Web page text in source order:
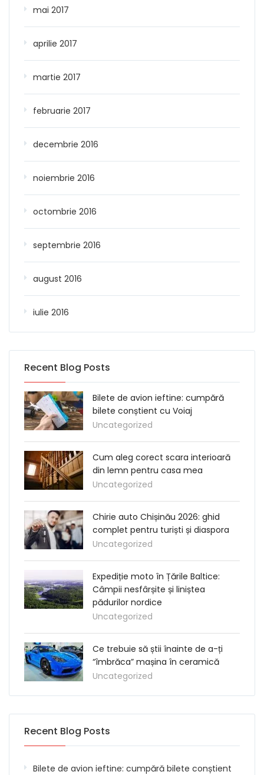
mai 2017
aprilie 2017
martie 2017
februarie 2017
decembrie 2016
noiembrie 2016
octombrie 2016
septembrie 2016
august 2016
iulie 2016
Recent Blog Posts
Bilete de avion ieftine: cumpără
bilete conștient cu Voiaj
Uncategorized
Cum aleg corect scara interioară
din lemn pentru casa mea
Uncategorized
Chirie auto Chișinău 2026: ghid
complet pentru turiști și diaspora
Uncategorized
Expediție moto în Țările Baltice:
Câmpii nesfârșite și liniștea
pădurilor nordice
Uncategorized
Ce trebuie să știi înainte de a-ți
“îmbrăca” mașina în ceramică
Uncategorized
Recent Blog Posts
Bilete de avion ieftine: cumpără bilete conștient